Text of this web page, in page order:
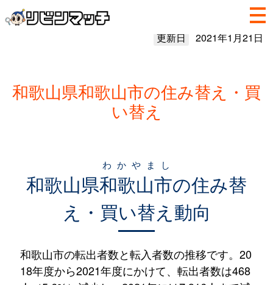
更新日 2021年1月21日
和歌山県和歌山市の住み替え・買
い替え
和歌山県和歌山市
わかやまし
の住み替
え・買い替え動向
和歌山市の転出者数と転入者数の推移です。20
18年度から2021年度にかけて、転出者数は468